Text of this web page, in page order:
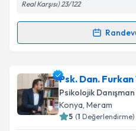
Metni'ni okudum ve
kapsamda
Real Karşısı) 23/122
Randevu Takvimi
Psk. Dan. Halime
talebi oluşturun. Size bu
için bir takvim
bilgilendireceğiz.
Psk. Dan. Furkan
Psikolojik Danışman
Konya, Meram
5 (1 Değerlendirme)